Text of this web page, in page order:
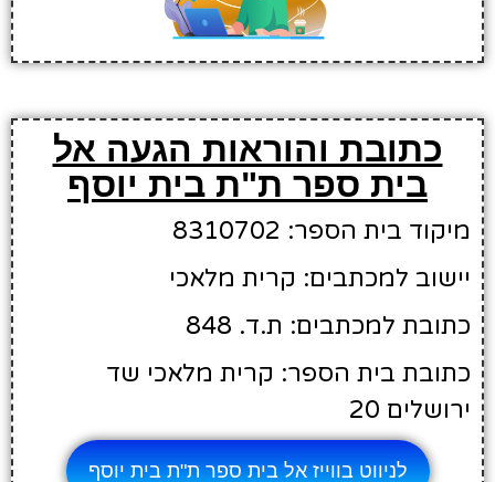
כתובת והוראות הגעה אל
בית ספר ת"ת בית יוסף
מיקוד בית הספר: 8310702
יישוב למכתבים: קרית מלאכי
כתובת למכתבים: ת.ד. 848
כתובת בית הספר: קרית מלאכי שד
ירושלים 20
לניווט בווייז אל בית ספר ת"ת בית יוסף